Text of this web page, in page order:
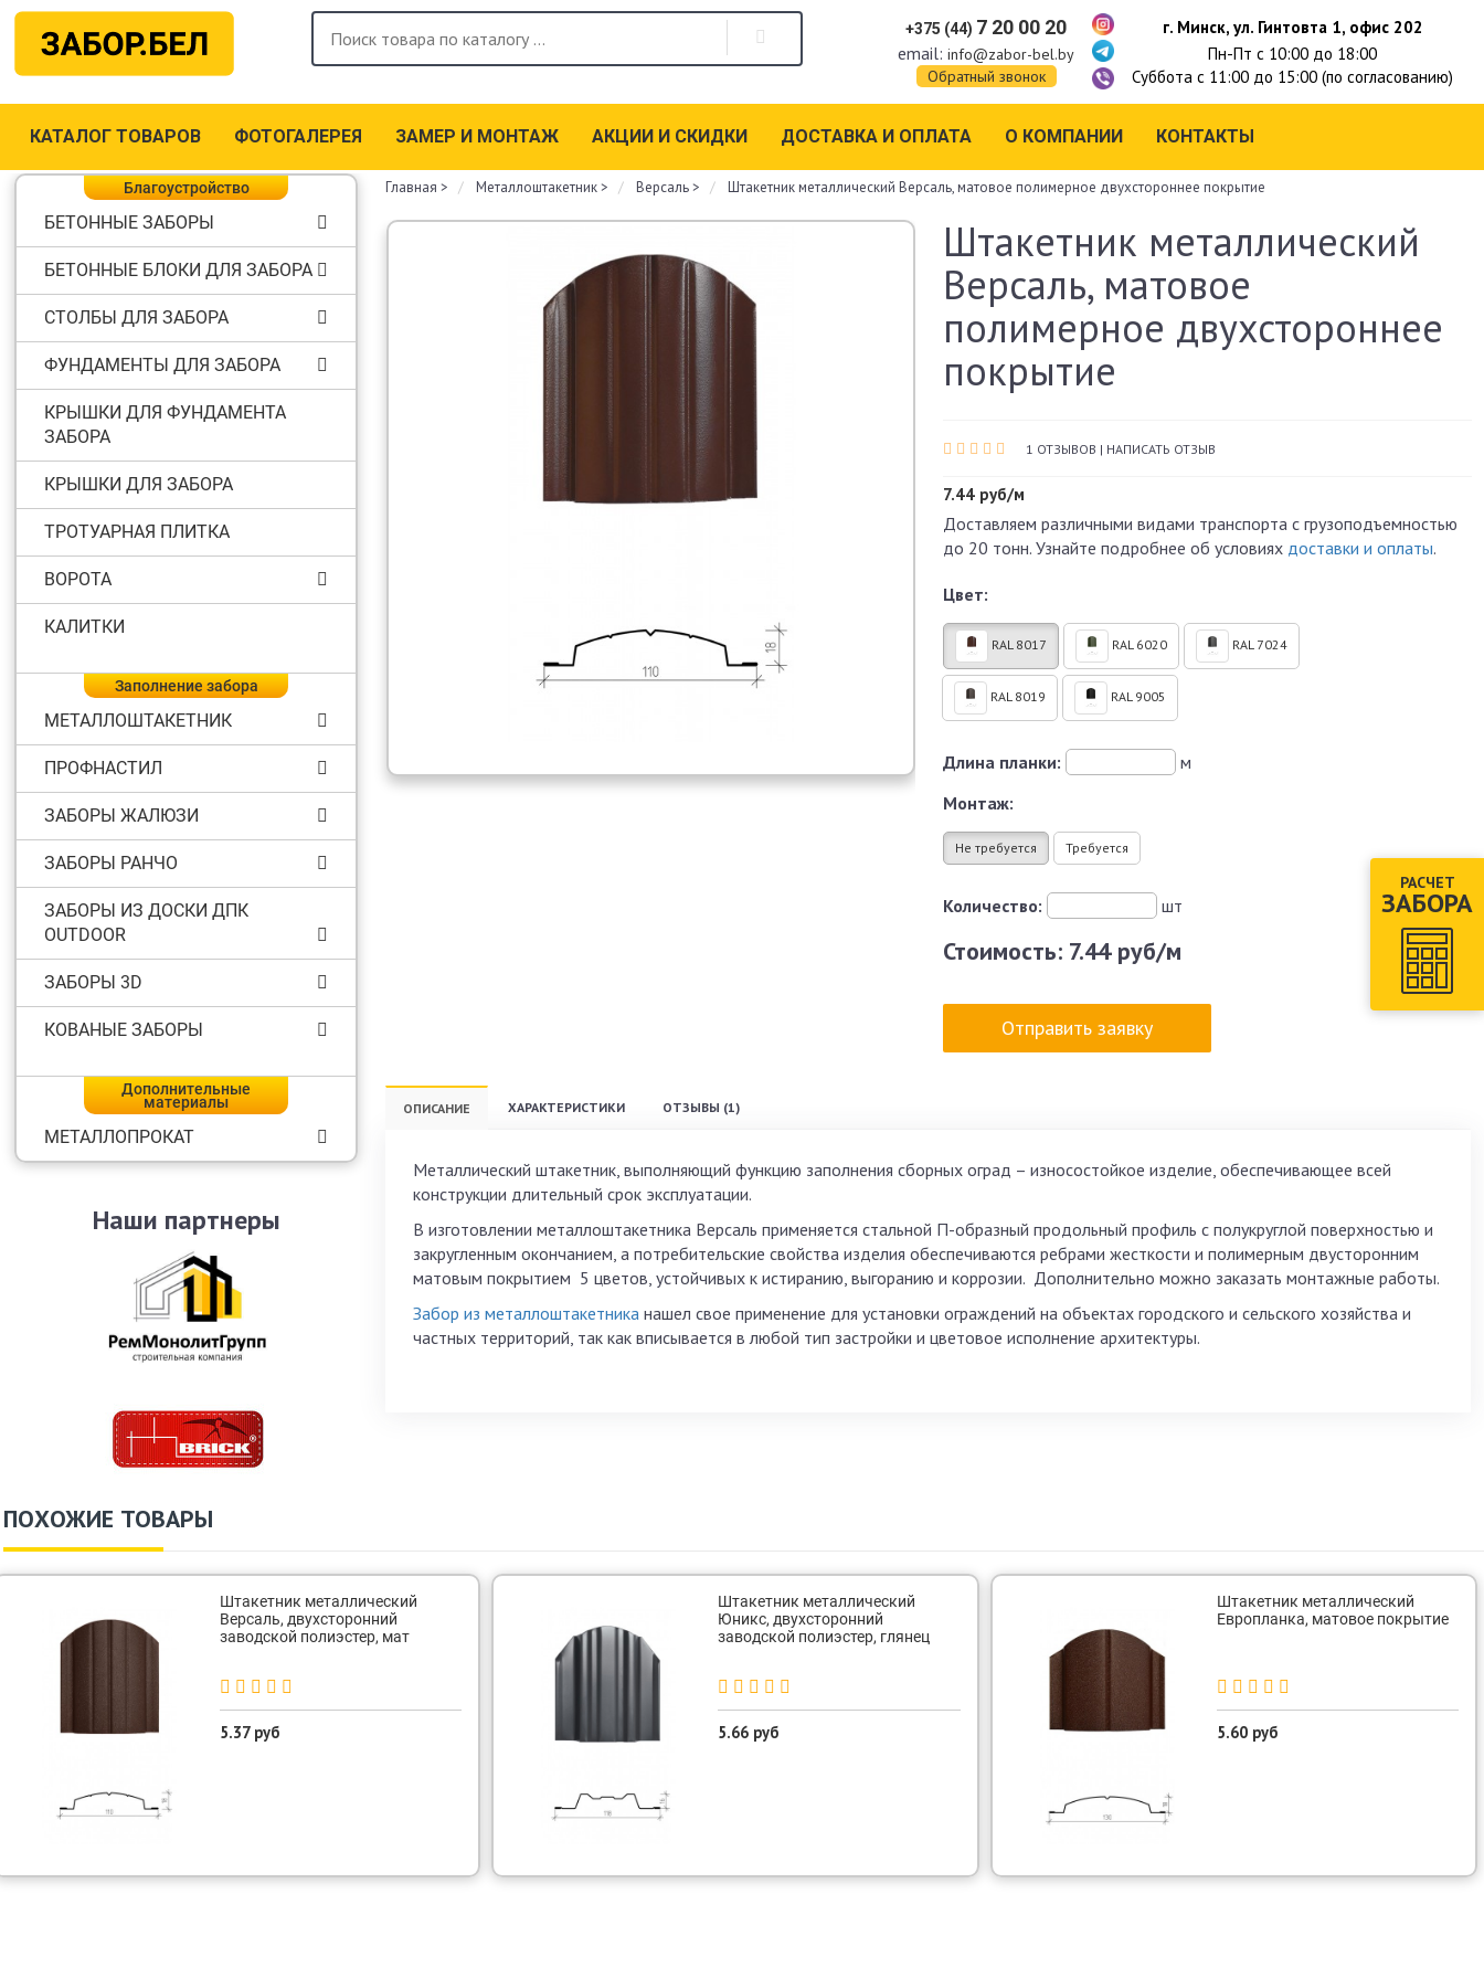
+375 (44) 7 20 00 20
email: info@zabor-bel.by
Обратный звонок
г. Минск, ул. Гинтовта 1, офис 202
Пн-Пт с 10:00 до 18:00
Суббота с 11:00 до 15:00 (по согласованию)
КАТАЛОГ ТОВАРОВ ФОТОГАЛЕРЕЯ ЗАМЕР И МОНТАЖ АКЦИИ И СКИДКИ ДОСТАВКА И ОПЛАТА О КОМПАНИИ КОНТАКТЫ
Благоустройство
БЕТОННЫЕ ЗАБОРЫ
БЕТОННЫЕ БЛОКИ ДЛЯ ЗАБОРА
СТОЛБЫ ДЛЯ ЗАБОРА
ФУНДАМЕНТЫ ДЛЯ ЗАБОРА
КРЫШКИ ДЛЯ ФУНДАМЕНТА
ЗАБОРА
КРЫШКИ ДЛЯ ЗАБОРА
ТРОТУАРНАЯ ПЛИТКА
ВОРОТА
КАЛИТКИ
Заполнение забора
МЕТАЛЛОШТАКЕТНИК
ПРОФНАСТИЛ
ЗАБОРЫ ЖАЛЮЗИ
ЗАБОРЫ РАНЧО
ЗАБОРЫ ИЗ ДОСКИ ДПК
OUTDOOR
ЗАБОРЫ 3D
КОВАНЫЕ ЗАБОРЫ
Дополнительные
материалы
МЕТАЛЛОПРОКАТ
Наши партнеры
Главная > Металлоштакетник> Версаль> Штакетник металлический Версаль, матовое полимерное двухстороннее покрытие
Штакетник металлический
Версаль, матовое
полимерное двухстороннее
покрытие
1 ОТЗЫВОВ | НАПИСАТЬ ОТЗЫВ
7.44 руб/м
Доставляем различными видами транспорта с грузоподъемностью
до 20 тонн. Узнайте подробнее об условиях доставки и оплаты.
Цвет:
RAL 8017 RAL 6020 RAL 7024
RAL 8019 RAL 9005
Длина планки:
м
Монтаж:
Не требуется Требуется
Количество: шт
Стоимость: 7.44 руб/м
Отправить заявку
ОПИСАНИЕ ХАРАКТЕРИСТИКИ ОТЗЫВЫ (1)
Металлический штакетник, выполняющий функцию заполнения сборных оград – износостойкое изделие, обеспечивающее всей
конструкции длительный срок эксплуатации.
В изготовлении металлоштакетника Версаль применяется стальной П-образный продольный профиль с полукруглой поверхностью и
закругленным окончанием, а потребительские свойства изделия обеспечиваются ребрами жесткости и полимерным двусторонним
матовым покрытием 5 цветов, устойчивых к истиранию, выгоранию и коррозии. Дополнительно можно заказать монтажные работы.
Забор из металлоштакетника нашел свое применение для установки ограждений на объектах городского и сельского хозяйства и
частных территорий, так как вписывается в любой тип застройки и цветовое исполнение архитектуры.
ПОХОЖИЕ ТОВАРЫ
Штакетник металлический
Версаль, двухсторонний
заводской полиэстер, мат
5.37 руб
Штакетник металлический
Юникс, двухсторонний
заводской полиэстер, глянец
5.66 руб
Штакетник металлический
Европланка, матовое покрытие
5.60 руб
РАСЧЕТ
ЗАБОРА